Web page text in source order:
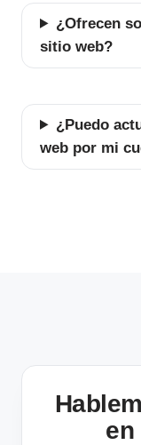
¿Ofrecen
sitio web?
¿Puedo
web por mi
en